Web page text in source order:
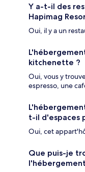
Y a-t-il des
Hapimag
Oui, il y a un
kitchenette ?
Oui, vous y
espresso, une
t-il d'espaces
Oui, cet
Que puis-je